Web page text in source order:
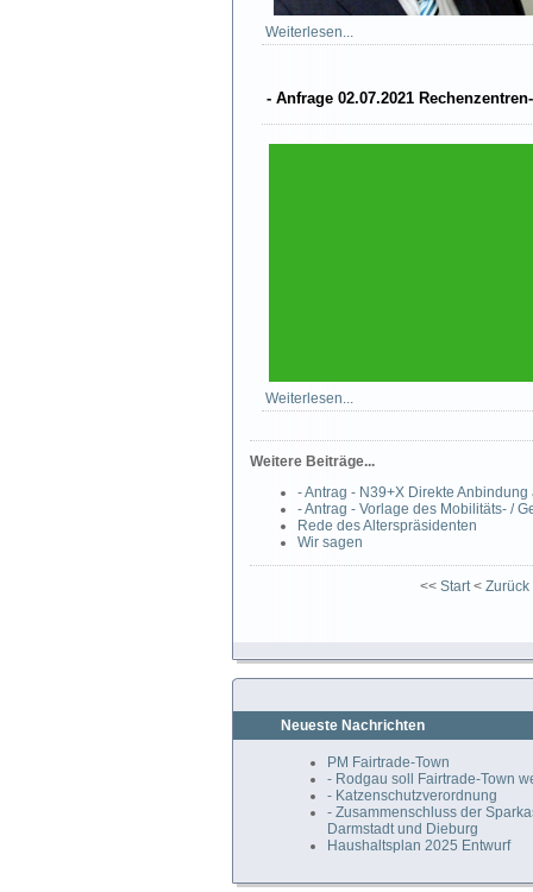
Weiterlesen...
- Anfrage 02.07.2021
Weiterlesen...
Weitere Beiträge...
- Antrag - N39+X Direkte
- Antrag - Vorlage des Mobilitäts- /
Rede des Alterspräsidenten
Wir sagen
<< Start< Zurück
Neueste Nachrichten
PM Fairtrade-Town
- Rodgau soll Fairtrade-Town
- Katzenschutzverordnung
- Zusammenschluss der
Darmstadt und Dieburg
Haushaltsplan 2025 Entwurf